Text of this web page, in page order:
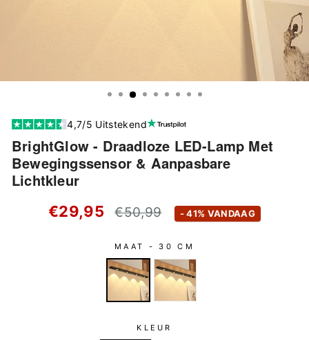
4,7/5 Uitstekend
BrightGlow - Draadloze LED-Lamp Met
Bewegingssensor & Aanpasbare
Lichtkleur
€29,95
Standaard
€50,99 - 41% VANDAAG
MAAT - 30 CM
KLEUR